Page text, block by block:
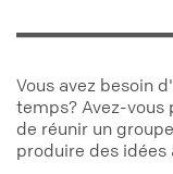
Vous avez besoin
temps? Avez-vous
de réunir un
produire des idées